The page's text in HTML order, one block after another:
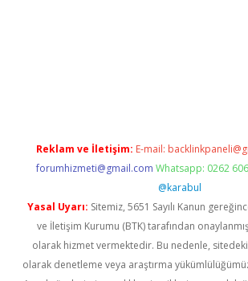
Reklam ve İletişim: E-mail:
forumhizmeti@gmail.com Whatsapp: 0262
@karabul
Yasal Uyarı: Sitemiz, 5651 Sayılı Kanun
ve İletişim Kurumu (BTK) tarafından
olarak hizmet vermektedir. Bu nedenle,
olarak denetleme veya araştırma